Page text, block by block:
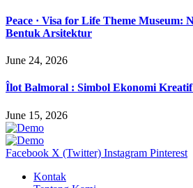
Peace · Visa for Life Theme Museum:
Bentuk Arsitektur
June 24, 2026
Îlot Balmoral : Simbol Ekonomi
June 15, 2026
Facebook X (Twitter) Instagram Pinterest
Kontak